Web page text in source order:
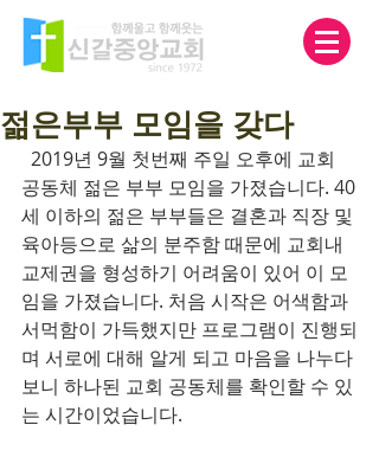
젊은부부 모임을 갖다
공동체 젊은 부부 모임을 가졌습니다. 40
세 이하의 젊은 부부들은 결혼과 직장 및
육아등으로 삶의 분주함 때문에 교회내
교제권을 형성하기 어려움이 있어 이 모
임을 가졌습니다. 처음 시작은 어색함과
서먹함이 가득했지만 프로그램이 진행되
며 서로에 대해 알게 되고 마음을 나누다
보니 하나된 교회 공동체를 확인할 수 있
는 시간이었습니다.